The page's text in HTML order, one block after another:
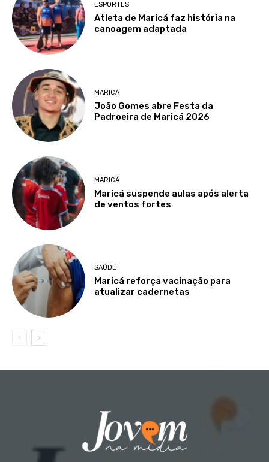
ESPORTES
Atleta de Maricá faz história na
canoagem adaptada
MARICÁ
João Gomes abre Festa da
Padroeira de Maricá 2026
MARICÁ
Maricá suspende aulas após alerta
de ventos fortes
SAÚDE
Maricá reforça vacinação para
atualizar cadernetas